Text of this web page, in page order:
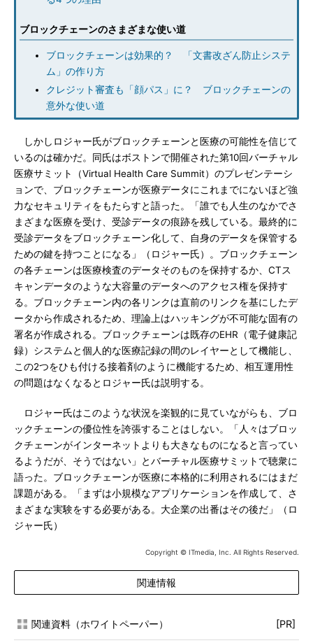
ブロックチェーンのさまざまな使い道
ブロックチェーンは効果的？ 「文書改ざん防止システ
ム」の作り方
クレジット審査も「顔パス」に？ ブロックチェーンの
意外な使い道
しかしロジャー氏がブロックチェーンと医療の可能性を信じて
いるのは確かだ。同氏はボストンで開催された第10回バーチャル
医療サミット（Virtual Health Care Summit）のプレゼンテーシ
ョンで、ブロックチェーンが医療データにこれまでにないほど強
力なセキュリティをもたらすと語った。「誰でも人生のなかでさ
まざまな医療を受け、受診データの痕跡を残している。最終的に
受診データをブロックチェーン化して、自身のデータを保管する
ための鍵を持つことになる」（ロジャー氏）。ブロックチェーン
の各チェーンは医療検査のデータそのものを保持するか、CTス
キャンデータのような大容量のデータへのアクセス権を保持す
る。ブロックチェーン内の各リンクは直前のリンクを基にしたデ
ータから作成されるため、理論上はハッキングが不可能な固有の
署名が作成される。ブロックチェーンは既存のEHR（電子健康記
録）システムと個人的な医療記録の間のレイヤーとして機能し、
この2つをひも付ける接着剤のように機能するため、相互運用性
の問題はなくなるとロジャー氏は説明する。
ロジャー氏はこのような状況を楽観的に見ていながらも、ブロ
ックチェーンの優位性を誇張することはしない。「人々はブロッ
クチェーンがインターネットよりも大きなものになると言ってい
るようだが、そうではない」とバーチャル医療サミットで聴衆に
語った。ブロックチェーンが医療に本格的に利用されるにはまだ
課題がある。「まずは小規模なアプリケーションを作成して、さ
まざまな実験をする必要がある。大企業の出番はその後だ」（ロ
ジャー氏）
Copyright © ITmedia, Inc. All Rights Reserved.
関連情報
関連資料（ホワイトペーパー） [PR]